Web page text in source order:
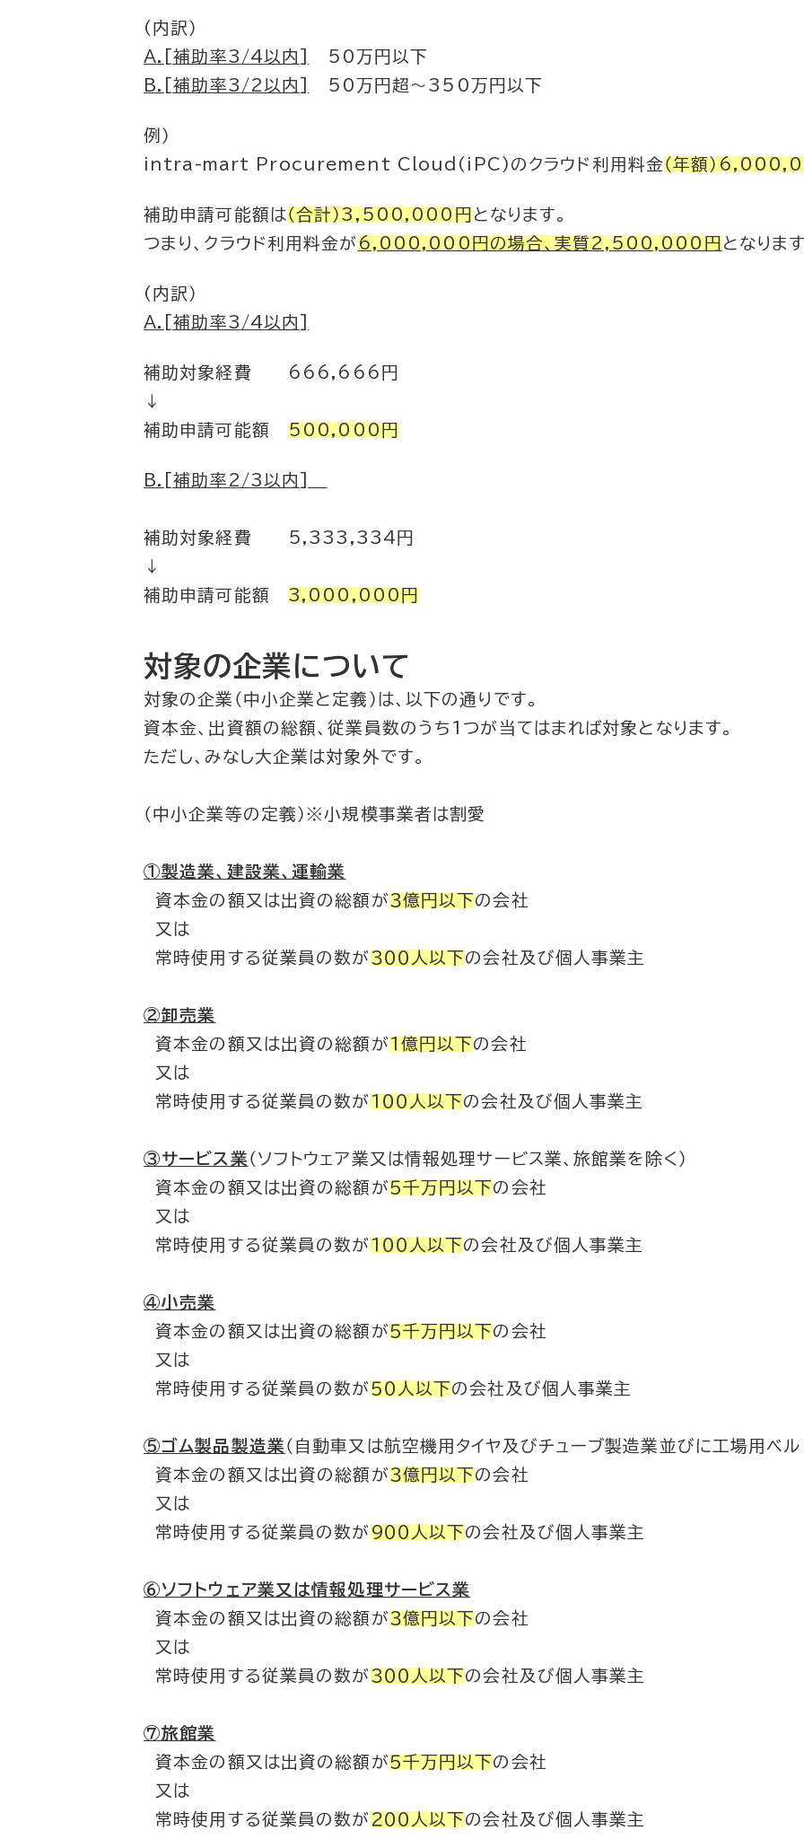
(内訳）
A.[補助率3/4以内]
50万円以下
B.[補助率3/2以内]
50万円超～350万円以下
例）
intra-mart Procurement Cloud(iPC) のクラウド利用料金（年額）
補助申請可能額は（合計）3,500,000円 となります。
つまり、クラウド利用料金が 6,000,000円の場合、実質2,500,000円 となります
(内訳）
A.[補助率3/4以内]
補助対象経費 666,666円
↓
補助申請可能額
500,000円
B.[補助率2/3以内]
補助対象経費 5,333,334円
↓
補助申請可能額 3,000,000円
対象の企業について
対象の企業（中小企業と定義）は、以下の通りです。
資本金、出資額の総額、従業員数のうち1つが当てはまれば対象となります。
ただし、みなし大企業は対象外です。
（中小企業等の定義）※小規模事業者は割愛
①製造業、建設業、運輸業
資本金の額又は出資の総額が３億円以下の会社
又は
常時使用する従業員の数が ３００人以下の会社及び個人事業主
②卸売業
資本金の額又は出資の総額が１億円以下の会社
又は
常時使用する従業員の数が １００人以下の会社及び個人事業主
③サービス業 （ソフトウェア業又は情報処理サービス業、旅館業を除く）
資本金の額又は出資の総額が５千万円以下の会社
又は
常時使用する従業員の数が １００人以下の会社及び個人事業主
④小売業
資本金の額又は出資の総額が５千万円以下の会社
又は
常時使用する従業員の数が５０人以下の会社及び個人事業主
⑤ゴム製品製造業 （自動車又は航空機用タイヤ及びチューブ製造業並びに工場用ベル
資本金の額又は出資の総額が３億円以下の会社
又は
常時使用する従業員の数が ９００人以下の会社及び個人事業主
⑥ソフトウェア業又は情報処理サービス業
資本金の額又は出資の総額が３億円以下の会社
又は
常時使用する従業員の数が ３００人以下の会社及び個人事業主
⑦旅館業
資本金の額又は出資の総額が５千万円以下の会社
又は
常時使用する従業員の数が ２００人以下の会社及び個人事業主